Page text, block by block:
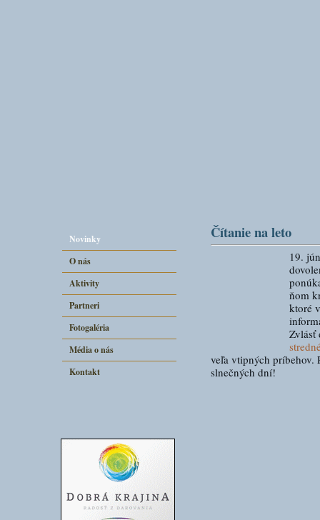
Novinky
O nás
Aktivity
Partneri
Fotogaléria
Média o nás
Kontakt
Čítanie na leto
19.
ňom
ktoré
Zvlásť
veľa vtipných príbehov.
slnečných dní!